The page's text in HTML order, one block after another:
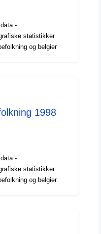
2024
på data.europa.eu:
88u/dataset/
-
statistikker
og belgier
1998
-
statistikker
og belgier